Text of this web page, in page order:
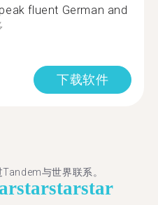
fluent German and
下载软件
Tandem与世界联系。
starstarstar